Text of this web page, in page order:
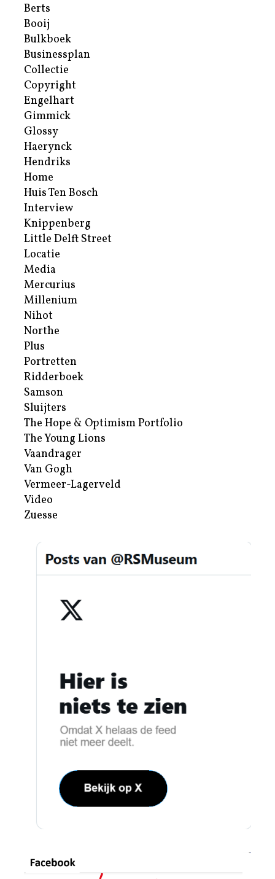
Berts
Booij
Bulkboek
Businessplan
Collectie
Copyright
Engelhart
Gimmick
Glossy
Haerynck
Hendriks
Home
Huis Ten Bosch
Interview
Knippenberg
Little Delft Street
Locatie
Media
Mercurius
Millenium
Nihot
Northe
Plus
Portretten
Ridderboek
Samson
Sluijters
The Hope & Optimism Portfolio
The Young Lions
Vaandrager
Van Gogh
Vermeer-Lagerveld
Video
Zuesse